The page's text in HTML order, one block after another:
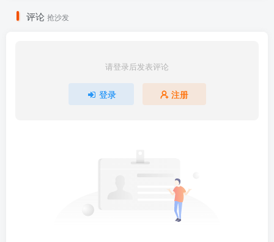
评论 抢沙发
请登录后发表评论
登录 注册